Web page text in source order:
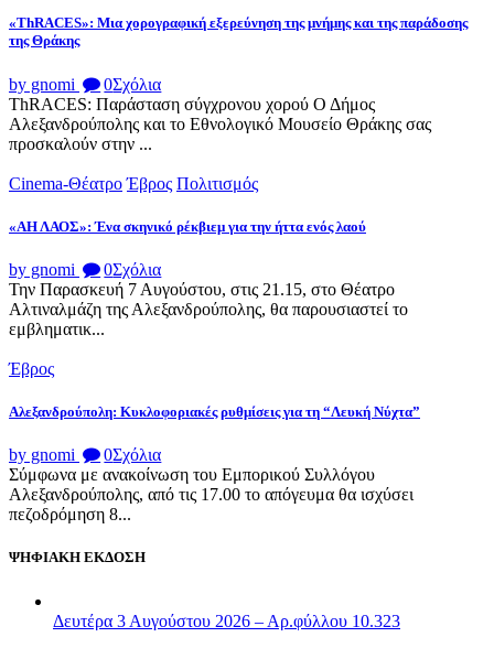
«ThRACES»: Μια χορογραφική εξερεύνηση της μνήμης και της παράδοσης
της Θράκης
by gnomi 0Σχόλια
ThRACES: Παράσταση σύγχρονου χορού Ο Δήμος
Αλεξανδρούπολης και το Εθνολογικό Μουσείο Θράκης σας
προσκαλούν στην ...
Cinema-Θέατρο Έβρος Πολιτισμός
«ΑΗ ΛΑΟΣ»: Ένα σκηνικό ρέκβιεμ για την ήττα ενός λαού
by gnomi 0Σχόλια
Την Παρασκευή 7 Αυγούστου, στις 21.15, στο Θέατρο
Αλτιναλμάζη της Αλεξανδρούπολης, θα παρουσιαστεί το
εμβληματικ...
Έβρος
Αλεξανδρούπολη: Κυκλοφοριακές ρυθμίσεις για τη “Λευκή Νύχτα”
by gnomi 0Σχόλια
Σύμφωνα με ανακοίνωση του Εμπορικού Συλλόγου
Αλεξανδρούπολης, από τις 17.00 το απόγευμα θα ισχύσει
πεζοδρόμηση 8...
ΨΗΦΙΑΚΗ ΕΚΔΟΣΗ
Δευτέρα 3 Αυγούστου 2026 – Αρ.φύλλου 10.323